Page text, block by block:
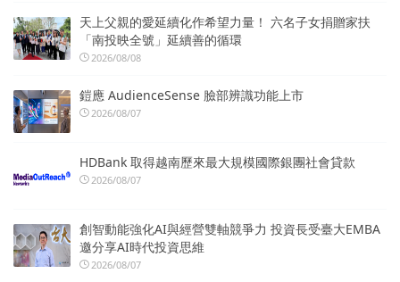
天上父親的愛延續化作希望力量！ 六名子女捐贈家扶
「南投映全號」延續善的循環
2026/08/08
鎧應 AudienceSense 臉部辨識功能上市
2026/08/07
HDBank 取得越南歷來最大規模國際銀團社會貸款
2026/08/07
創智動能強化AI與經營雙軸競爭力 投資長受臺大EMBA
邀分享AI時代投資思維
2026/08/07